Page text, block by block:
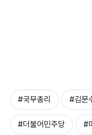
#국무총리 #김문
#더불어민주당 #